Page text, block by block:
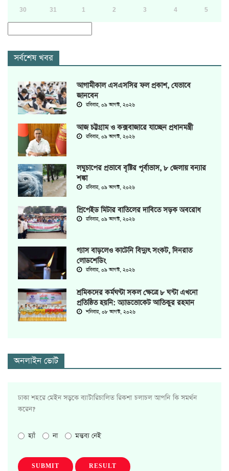
30 31 1 2 3 4 5
সর্বশেষ খবর
আগামীকাল এসএসসির ফল প্রকাশ, যেভাবে
জানবেন
রবিবার, ০৯ আগস্ট, ২০২৬
আজ চট্টগ্রাম ও কক্সবাজারে যাচ্ছেন প্রধানমন্ত্রী
রবিবার, ০৯ আগস্ট, ২০২৬
লঘুচাপের প্রভাবে বৃষ্টির পূর্বাভাস, ৮ জেলায় বন্যার
শঙ্কা
রবিবার, ০৯ আগস্ট, ২০২৬
প্রিপেইড মিটার বাতিলের দাবিতে সড়ক অবরোধ
রবিবার, ০৯ আগস্ট, ২০২৬
গ্যাস বাড়লেও কাটেনি বিদ্যুৎ সংকট, দিনরাত
লোডশেডিং
রবিবার, ০৯ আগস্ট, ২০২৬
শ্রমিকদের কর্মঘণ্টা সকল ক্ষেত্রে ৮ ঘন্টা এখনো
প্রতিষ্ঠিত হয়নি: অ্যাডভোকেট আতিকুর রহমান
শনিবার, ০৮ আগস্ট, ২০২৬
অনলাইন ভোট
ঢাকা শহরে মেইন সড়কে ব্যাটারিচালিত রিকশা চলাচল আপনি কি সমর্থন
করেন?
হ্যাঁ না মন্তব্য নেই
SUBMIT RESULT